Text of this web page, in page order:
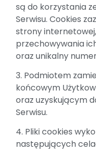
są do korzystania
Serwisu. Cookies
strony
przechowywania
oraz unikalny
3. Podmiotem
końcowym
oraz uzyskującym
Serwisu.
4. Pliki cookies
następujących